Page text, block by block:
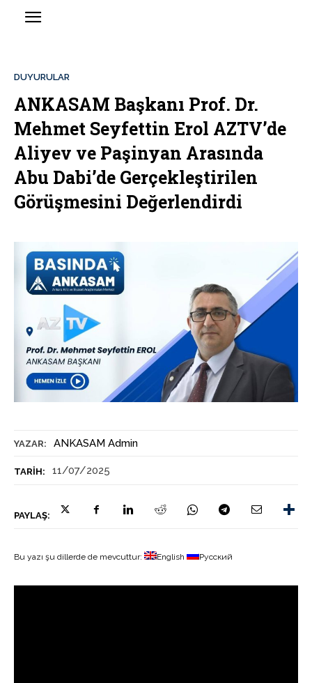
YAZAR: ANKASAM Admin
TARIH: 11/07/2025
PAYLAŞ:
DUYURULAR
ANKASAM Başkanı Prof. Dr.
Mehmet Seyfettin Erol AZTV’de
Aliyev ve Paşinyan Arasında
Abu Dabi’de Gerçekleştirilen
Görüşmesini Değerlendirdi
Bu yazı şu dillerde de mevcuttur: English Русский